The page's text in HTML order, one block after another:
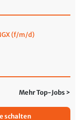
(f/m/d)
Mehr Top-Jobs >
schalten